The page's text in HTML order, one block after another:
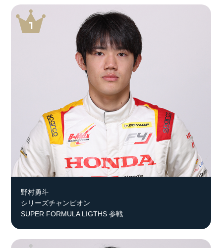
野村勇斗
シリーズチャンピオン
SUPER FORMULA LIGTHS 参戦